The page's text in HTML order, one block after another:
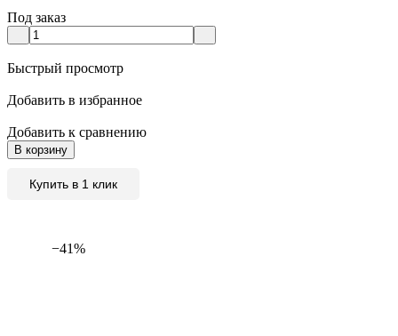
Под заказ
Быстрый просмотр
Добавить в избранное
Добавить к сравнению
В корзину
Купить в 1 клик
−41%